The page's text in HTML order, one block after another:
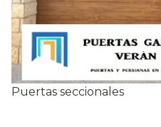
Puertas seccionales